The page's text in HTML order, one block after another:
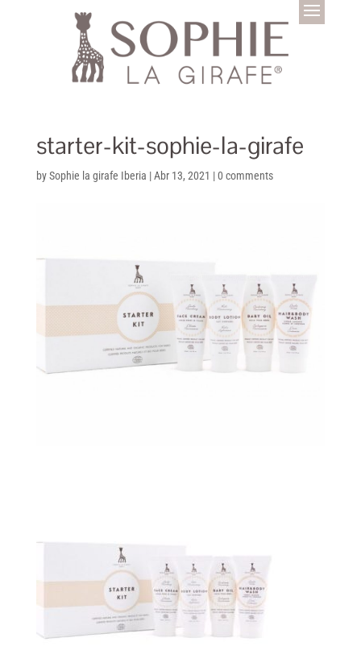
starter-kit-sophie-la-girafe
bySophie la girafe Iberia |Abr 13, 2021 |0 comments